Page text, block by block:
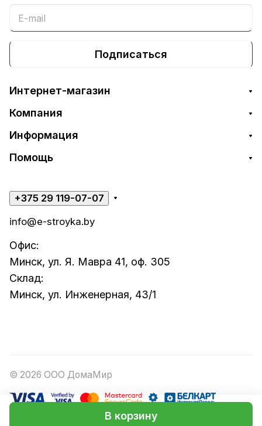
В корзину
Подписаться
Интернет-магазин
Компания
Информация
Помощь
+375 29 119-07-07
info@e-stroyka.by
Офис:
Минск, ул. Я. Мавра 41, оф. 305
Склад:
Минск, ул. Инженерная, 43/1
© 2026 ООО ДомаМир